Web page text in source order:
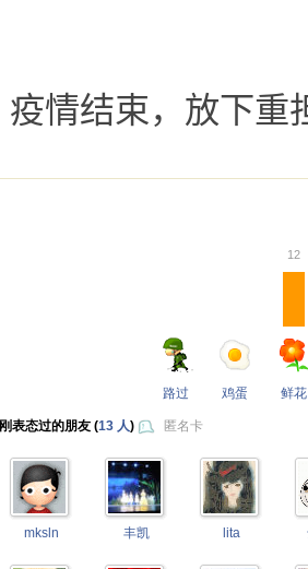
疫情结束，放下重
路过 鸡蛋
12
鲜花
刚表态过的朋友 (13 人) 匿名卡
mksln 丰凯 lita